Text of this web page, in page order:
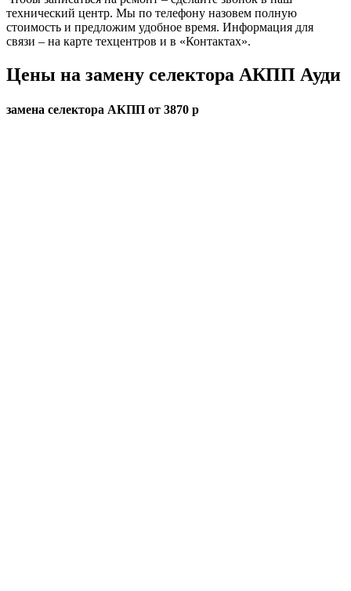
технический центр. Мы по телефону назовем полную
стоимость и предложим удобное время. Информация для
связи – на карте техцентров и в «Контактах».
Цены на замену селектора АКПП Ауди
замена селектора АКПП от 3870 р